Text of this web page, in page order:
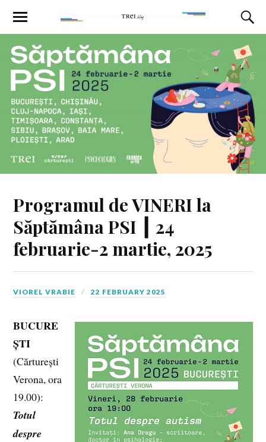
Programul de VINERI la
Săptămâna PSI ┃ 24
februarie-2 martie, 2025
VIOREL VRABIE 22 FEBRUARY 2025
BUCURE
ȘTI
(Cărturești
Verona, ora
19.00):
Totul
despre